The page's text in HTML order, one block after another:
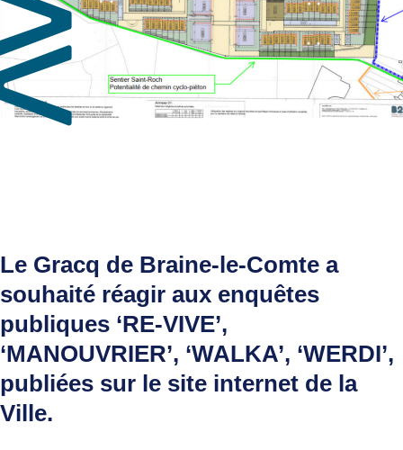
Le Gracq de Braine-le-Comte a
souhaité réagir aux enquêtes
publiques ‘RE-VIVE’,
‘MANOUVRIER’, ‘WALKA’, ‘WERDI’,
publiées sur le site internet de la
Ville.